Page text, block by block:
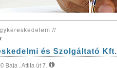
//
és Szolgáltató Kft.
Baja , Attila út 7.